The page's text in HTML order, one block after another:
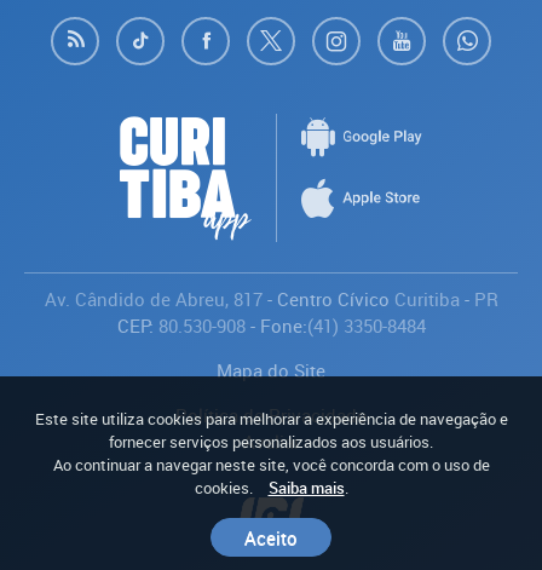
Av. Cândido de Abreu, 817- Centro Cívico Curitiba - PR
CEP: 80.530-908- Fone:(41) 3350-8484
Mapa do Site
Política de Privacidade
Avaliar
Este site utiliza cookies para melhorar a experiência de navegação e
fornecer serviços personalizados aos usuários.
Ao continuar a navegar neste site, você concorda com o uso de
cookies.
Saiba mais.
Aceito